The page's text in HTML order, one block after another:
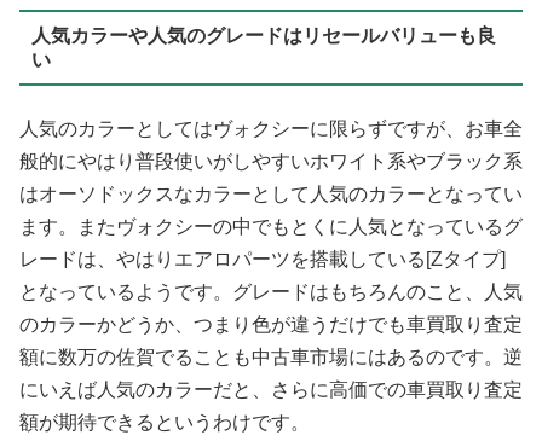
人気カラーや人気のグレードはリセールバリューも良
い
人気のカラーとしてはヴォクシーに限らずですが、お車全
般的にやはり普段使いがしやすいホワイト系やブラック系
はオーソドックスなカラーとして人気のカラーとなってい
ます。またヴォクシーの中でもとくに人気となっているグ
レードは、やはりエアロパーツを搭載している[Zタイプ]
となっているようです。グレードはもちろんのこと、人気
のカラーかどうか、つまり色が違うだけでも車買取り査定
額に数万の佐賀でることも中古車市場にはあるのです。逆
にいえば人気のカラーだと、さらに高価での車買取り査定
額が期待できるというわけです。